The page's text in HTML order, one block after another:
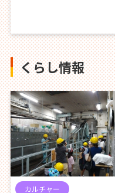
くらし情報
カルチャー